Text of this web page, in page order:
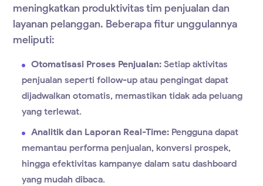
meningkatkan produktivitas tim penjualan dan
layanan pelanggan. Beberapa fitur unggulannya
meliputi:
Otomatisasi Proses Penjualan: Setiap aktivitas
penjualan seperti follow-up atau pengingat dapat
dijadwalkan otomatis, memastikan tidak ada peluang
yang terlewat.
Analitik dan Laporan Real-Time: Pengguna dapat
memantau performa penjualan, konversi prospek,
hingga efektivitas kampanye dalam satu dashboard
yang mudah dibaca.